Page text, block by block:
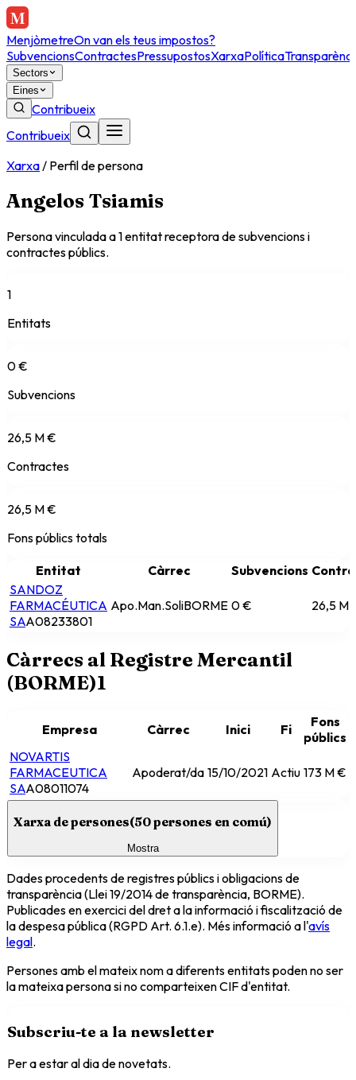
MenjòmetreOn van els teus impostos?
SubvencionsContractesPressupostosXarxaPolítica
Sectors
Eines
Contribueix
Contribueix
Xarxa/ Perfil de persona
Angelos Tsiamis
Persona vinculada a1entitatreceptorade subvencions i
contractes públics.
1
Entitats
0 €
Subvencions
26,5 M €
Contractes
26,5 M €
Fons públics totals
Entitat Càrrec Subvencions
SANDOZ
FARMACÉUTICA
SAA08233801
Apo.Man.SoliBORME 0 € 26,5 M
Càrrecs al Registre Mercantil
(BORME)1
Empresa Càrrec Inici Fi
Fons
públics
NOVARTIS
FARMACEUTICA
SAA08011074
Apoderat/da 15/10/2021 Actiu 173 M €
Xarxa de persones(50persones en comú)
Mostra
Dades procedents de registres públics i obligacions de
transparència (Llei 19/2014 de transparència, BORME).
Publicades en exercici del dret a la informació i fiscalització de
la despesa pública (RGPD Art. 6.1.e). Més informació a l'avís
legal.
Persones amb el mateix nom a diferents entitats poden no ser
la mateixa persona si no comparteixen CIF d'entitat.
Subscriu-te a la newsletter
Per a estar al dia de novetats.